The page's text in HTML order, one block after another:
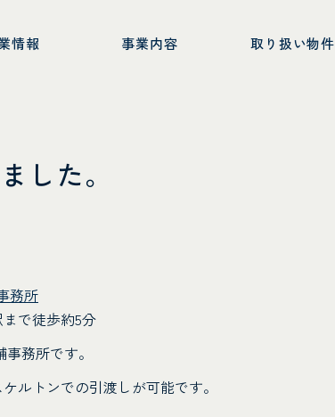
情報 事業内容 取り扱い物件
した。
務所
で徒歩約5分
務所です。
ルトンでの引渡しが可能です。